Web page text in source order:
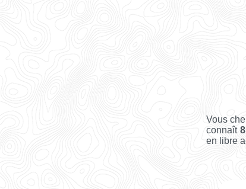
Vous
connaît8
en libre